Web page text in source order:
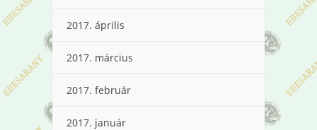
2017. április
2017. március
2017. február
2017. január